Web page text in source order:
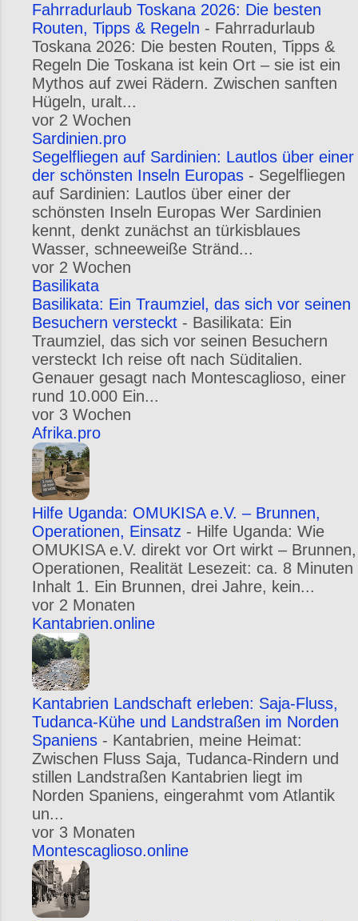
Fahrradurlaub Toskana 2026: Die besten
Routen, Tipps & Regeln - Fahrradurlaub
Toskana 2026: Die besten Routen, Tipps &
Regeln Die Toskana ist kein Ort – sie ist ein
Mythos auf zwei Rädern. Zwischen sanften
Hügeln, uralt...
vor 2 Wochen
Sardinien.pro
Segelfliegen auf Sardinien: Lautlos über einer
der schönsten Inseln Europas - Segelfliegen
auf Sardinien: Lautlos über einer der
schönsten Inseln Europas Wer Sardinien
kennt, denkt zunächst an türkisblaues
Wasser, schneeweiße Stränd...
vor 2 Wochen
Basilikata
Basilikata: Ein Traumziel, das sich vor seinen
Besuchern versteckt - Basilikata: Ein
Traumziel, das sich vor seinen Besuchern
versteckt Ich reise oft nach Süditalien.
Genauer gesagt nach Montescaglioso, einer
rund 10.000 Ein...
vor 3 Wochen
Afrika.pro
Hilfe Uganda: OMUKISA e.V. – Brunnen,
Operationen, Einsatz - Hilfe Uganda: Wie
OMUKISA e.V. direkt vor Ort wirkt – Brunnen,
Operationen, Realität Lesezeit: ca. 8 Minuten
Inhalt 1. Ein Brunnen, drei Jahre, kein...
vor 2 Monaten
Kantabrien.online
Kantabrien Landschaft erleben: Saja-Fluss,
Tudanca-Kühe und Landstraßen im Norden
Spaniens - Kantabrien, meine Heimat:
Zwischen Fluss Saja, Tudanca-Rindern und
stillen Landstraßen Kantabrien liegt im
Norden Spaniens, eingerahmt vom Atlantik
un...
vor 3 Monaten
Montescaglioso.online